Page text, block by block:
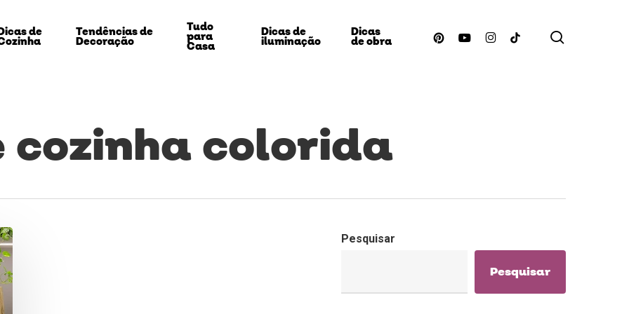
de Tendências de
Decoração
Tudo
para
Casa
Dicas de
iluminação
Dicas
de obra pinterestyoutubeinstagram
tiktok
colorida
Pesquisar
Pesquisar